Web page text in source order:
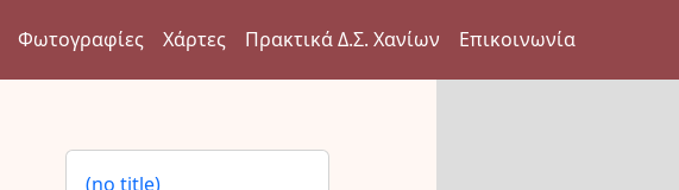
Φωτογραφίες Χάρτες Πρακτικά Δ.Σ. Χανίων Επικοινωνία
(no title)